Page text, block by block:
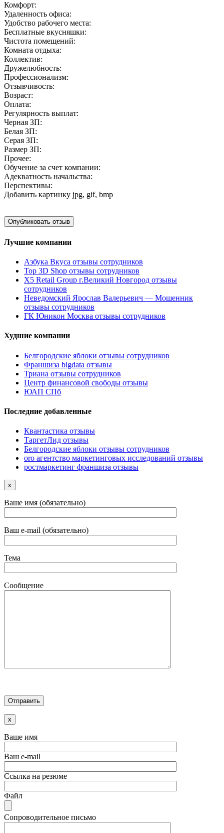
Комфорт:
Удаленность офиса:
Удобство рабочего места:
Бесплатные вкусняшки:
Чистота помещений:
Комната отдыха:
Коллектив:
Дружелюбность:
Профессионализм:
Отзывчивость:
Возраст:
Оплата:
Регулярность выплат:
Черная ЗП:
Белая ЗП:
Серая ЗП:
Размер ЗП:
Прочее:
Обучение за счет компании:
Адекватность начальства:
Перспективы:
Добавить картинку jpg, gif, bmp
Лучшие компании
Азбука Вкуса отзывы сотрудников
Top 3D Shop отзывы сотрудников
X5 Retail Group г.Великий Новгород отзывы
сотрудников
Неведомский Ярослав Валерьевич — Мошенник
отзывы сотрудников
ГК Юникон Москва отзывы сотрудников
Худшие компании
Белгородские яблоки отзывы сотрудников
Франшиза bigdata отзывы
Триана отзывы сотрудников
Центр финансовой свободы отзывы
ЮАП СПб
Последние добавленные
Квантастика отзывы
ТаргетЛид отзывы
Белгородские яблоки отзывы сотрудников
oro агентство маркетинговых исследований отзывы
ростмаркетинг франшиза отзывы
x
Ваше имя (обязательно)
Ваш e-mail (обязательно)
Тема
Сообщение
x
Ваше имя
Ваш e-mail
Ссылка на резюме
Файл
Сопроводительное письмо